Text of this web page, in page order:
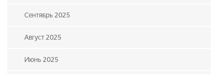
Сентябрь 2025
Август 2025
Июнь 2025